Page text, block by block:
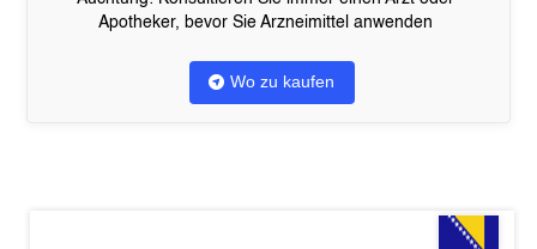
Apotheker, bevor Sie Arzneimittel anwenden
Wo zu kaufen